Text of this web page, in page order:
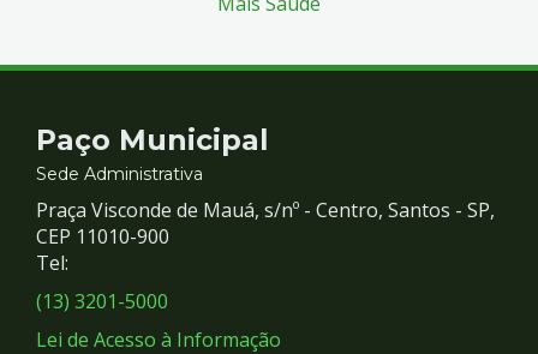
Contato
e
Redes
Sociais
Paço Municipal
Sede Administrativa
Praça Visconde de Mauá, s/nº - Centro, Santos - SP,
CEP 11010-900
Tel:
(13) 3201-5000
Lei de Acesso à Informação